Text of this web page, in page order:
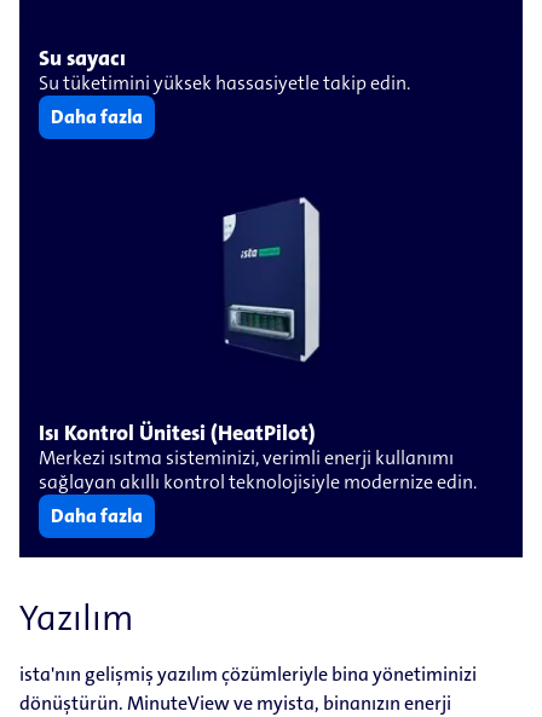
Su sayacı
Su tüketimini yüksek hassasiyetle takip edin.
Daha fazla
Isı Kontrol Ünitesi (HeatPilot)
Merkezi ısıtma sisteminizi, verimli enerji kullanımı
sağlayan akıllı kontrol teknolojisiyle modernize edin.
Daha fazla
Yazılım
ista'nın gelişmiş yazılım çözümleriyle bina yönetiminizi
dönüştürün. MinuteView ve myista, binanızın enerji